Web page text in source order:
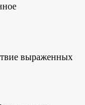
выраженных